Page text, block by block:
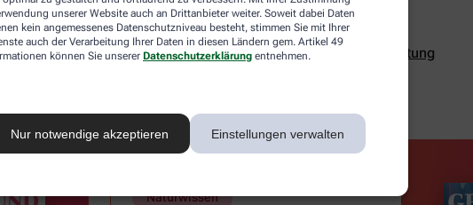
unserer Website auch an Drittanbieter weiter. Soweit dabei Daten
kein angemessenes Datenschutzniveau besteht, stimmen Sie mit Ihrer
auch der Verarbeitung Ihrer Daten in diesen Ländern gem. Artikel 49
können Sie unserer Datenschutzerklärung entnehmen.
Nur notwendige akzeptieren Einstellungen verwalten
& Impfungen Sexualität und Verhütung
Mundgesundheit
Naturwissen